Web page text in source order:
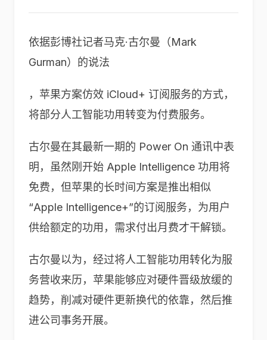
依据彭博社记者马克·古尔曼（Mark
Gurman）的说法
，苹果方案仿效 iCloud+ 订阅服务的方式，
将部分人工智能功用转变为付费服务。
古尔曼在其最新一期的 Power On 通讯中表
明，虽然刚开始 Apple Intelligence 功用将
免费，但苹果的长时间方案是推出相似
“Apple Intelligence+”的订阅服务，为用户
供给额定的功用，需求付出月费才干解锁。
古尔曼以为，经过将人工智能功用转化为服
务营收来历，苹果能够应对硬件晋级放缓的
趋势，削减对硬件更新换代的依靠，然后推
进公司事务开展。